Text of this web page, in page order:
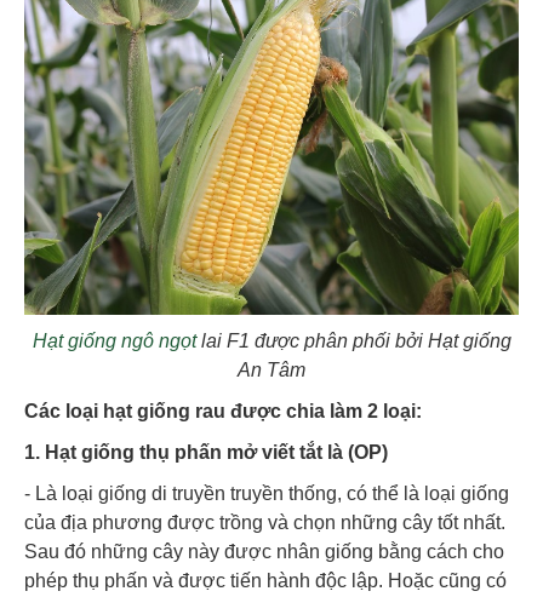
Hạt giống ngô ngọtlai F1 được phân phối bởi Hạt giống
An Tâm
Các loại hạt giống rau được chia làm 2 loại:
1. Hạt giống thụ phấn mở viết tắt là (OP)
- Là loại giống di truyền truyền thống, có thể là loại giống
của địa phương được trồng và chọn những cây tốt nhất.
Sau đó những cây này được nhân giống bằng cách cho
phép thụ phấn và được tiến hành độc lập. Hoặc cũng có